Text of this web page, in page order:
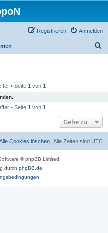
Anmelden
Registrieren
• Seite 1 von 1
• Seite 1 von 1
Gehe zu
Alle Zeiten sind UTC
Alle Cookies löschen
© phpBB Limited
durch phpBB.de